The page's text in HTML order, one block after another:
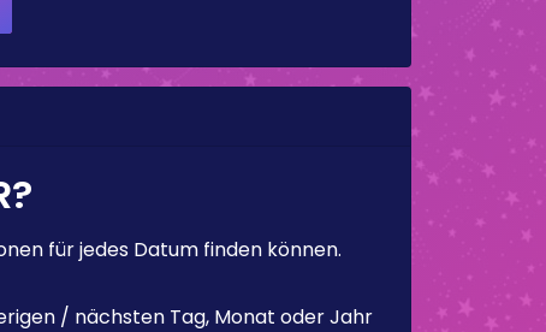
für jedes Datum finden können.
/ nächsten Tag, Monat oder Jahr